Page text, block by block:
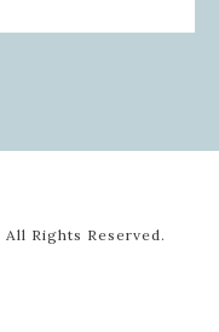
All Rights Reserved.